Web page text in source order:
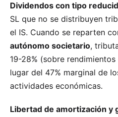
Dividendos con tipo
SL que no se distribuyen
el IS. Cuando se reparten
autónomo societario,
19-28% (sobre
lugar del 47% marginal de
actividades económicas.
Libertad de amortización y